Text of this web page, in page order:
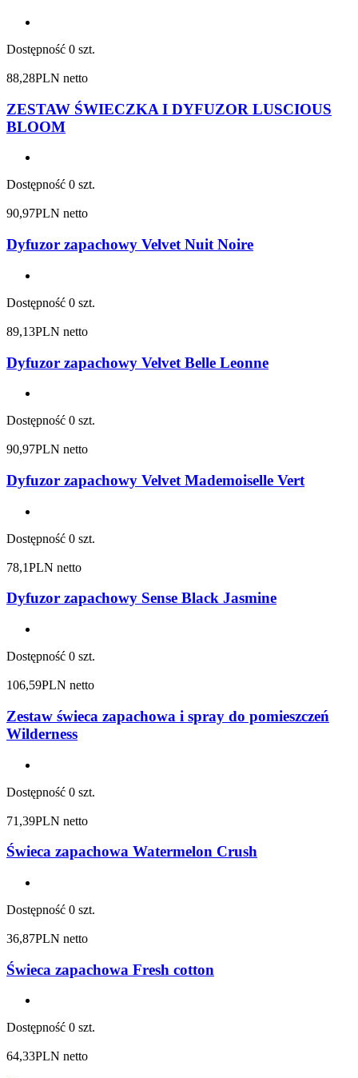
Dostępność 0 szt.
88,28PLN netto
ZESTAW ŚWIECZKA I DYFUZOR LUSCIOUS
BLOOM
Dostępność 0 szt.
90,97PLN netto
Dyfuzor zapachowy Velvet Nuit Noire
Dostępność 0 szt.
89,13PLN netto
Dyfuzor zapachowy Velvet Belle Leonne
Dostępność 0 szt.
90,97PLN netto
Dyfuzor zapachowy Velvet Mademoiselle Vert
Dostępność 0 szt.
78,1PLN netto
Dyfuzor zapachowy Sense Black Jasmine
Dostępność 0 szt.
106,59PLN netto
Zestaw świeca zapachowa i spray do pomieszczeń
Wilderness
Dostępność 0 szt.
71,39PLN netto
Świeca zapachowa Watermelon Crush
Dostępność 0 szt.
36,87PLN netto
Świeca zapachowa Fresh cotton
Dostępność 0 szt.
64,33PLN netto